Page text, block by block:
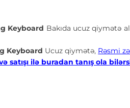
Keyboard Bakıda ucuz qiymətə
Keyboard Ucuz qiymətə, Rəsmi
satışı ilə buradan tanış ola